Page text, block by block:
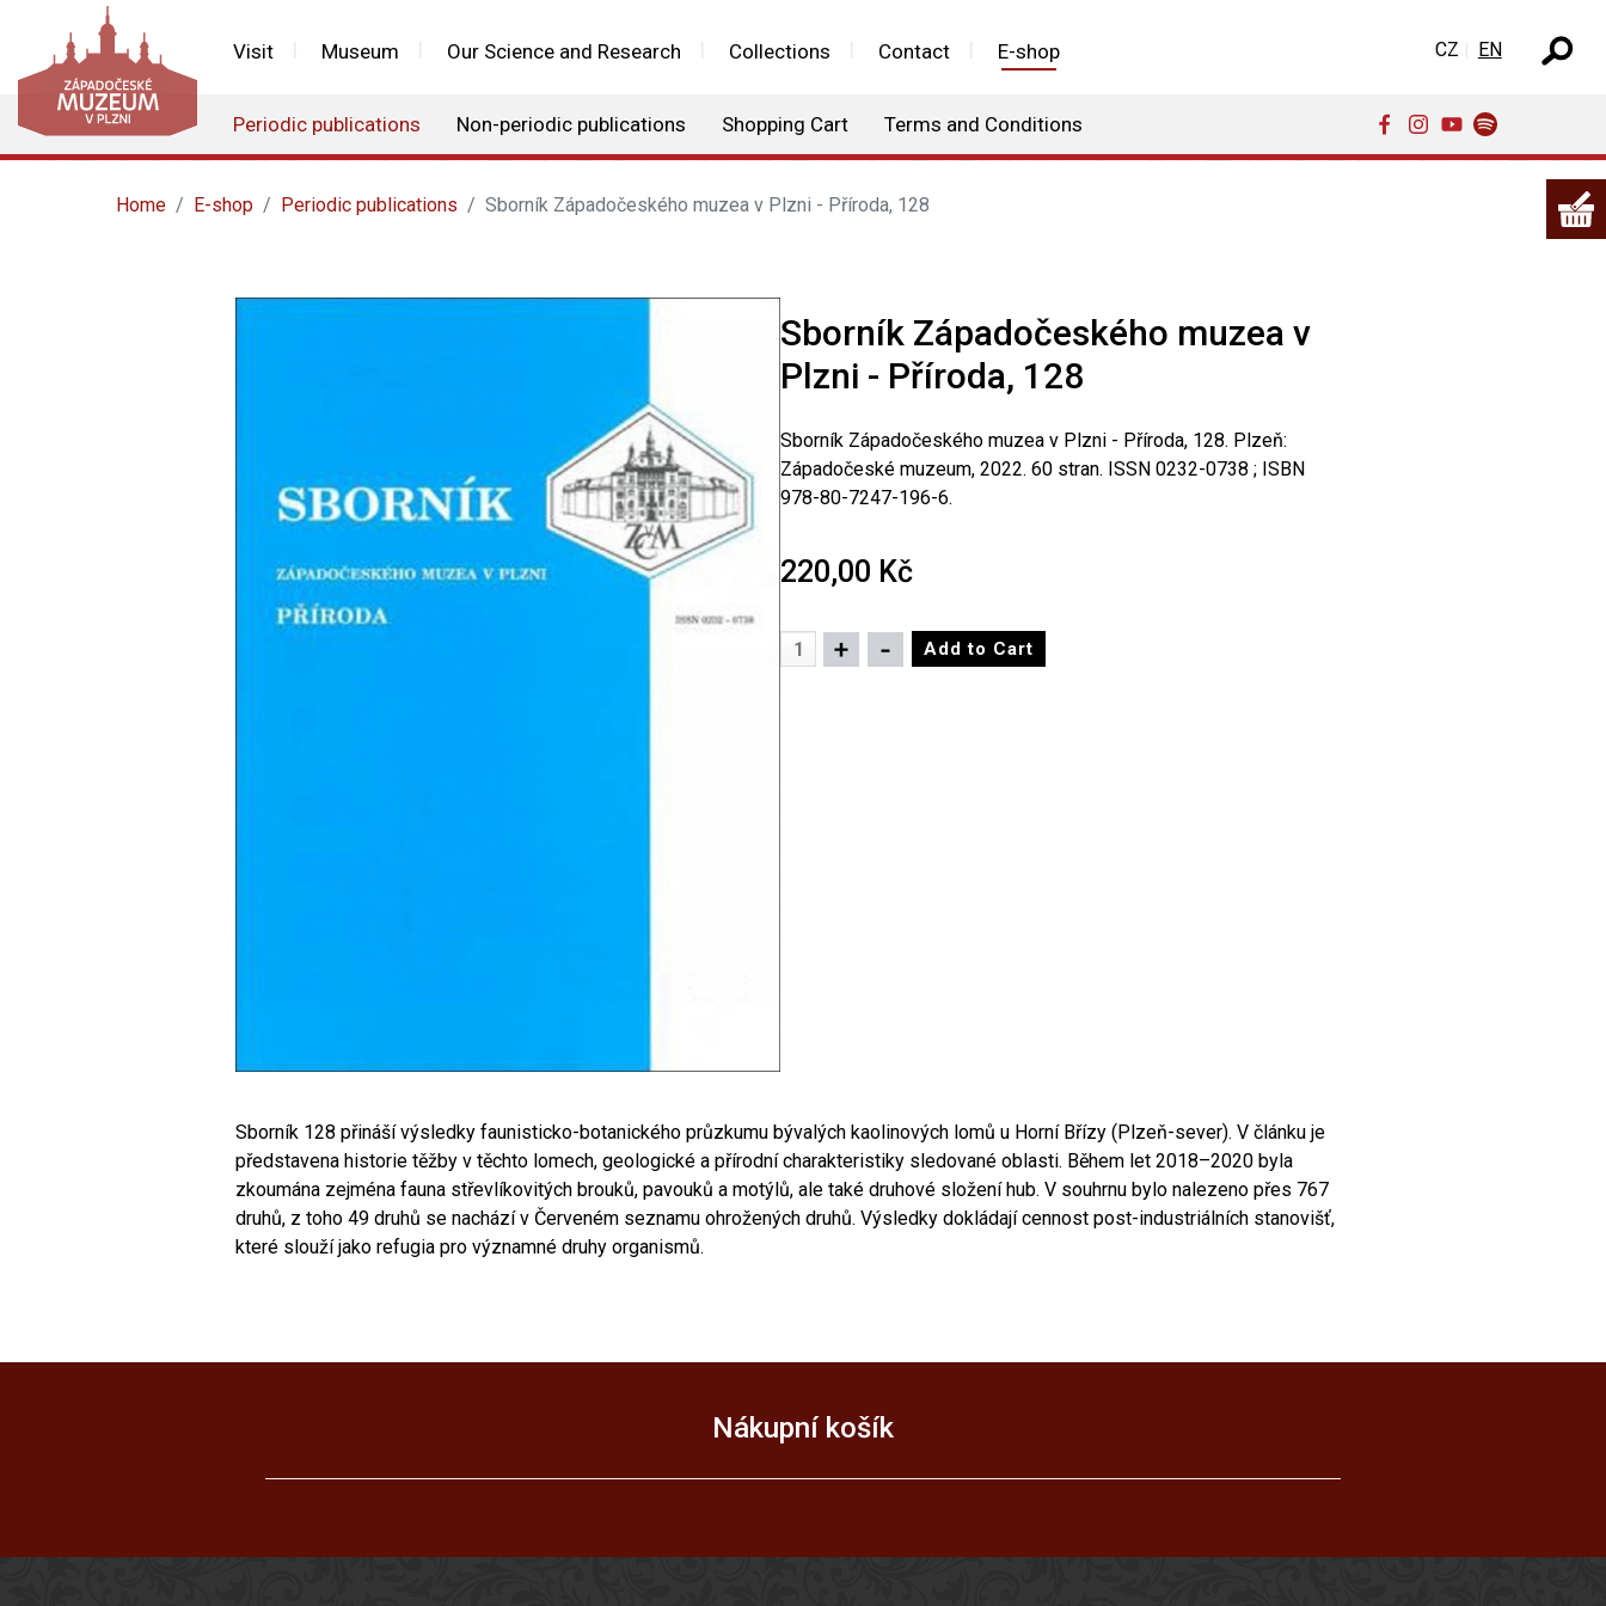
Visit Museum Our Science and Research Collections Contact E-shop
Periodic publications Non-periodic publications Shopping Cart Terms and Conditions
Select your language
CZ EN
Home E-shop Periodic publications Sborník Západočeského muzea v Plzni - Příroda, 128
Sborník Západočeského muzea v
Plzni - Příroda, 128
Sborník Západočeského muzea v Plzni - Příroda, 128. Plzeň:
Západočeské muzeum, 2022. 60 stran. ISSN 0232-0738 ; ISBN
978-80-7247-196-6.
220,00 Kč
Sborník 128 přináší výsledky faunisticko-botanického průzkumu bývalých kaolinových lomů u Horní Břízy (Plzeň-sever). V článku je
představena historie těžby v těchto lomech, geologické a přírodní charakteristiky sledované oblasti. Během let 2018–2020 byla
zkoumána zejména fauna střevlíkovitých brouků, pavouků a motýlů, ale také druhové složení hub. V souhrnu bylo nalezeno přes 767
druhů, z toho 49 druhů se nachází v Červeném seznamu ohrožených druhů. Výsledky dokládají cennost post-industriálních stanovišť,
které slouží jako refugia pro významné druhy organismů.
Nákupní košík